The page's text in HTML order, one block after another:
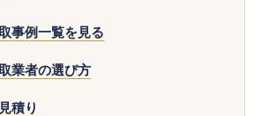
事例一覧を見る
業者の選び方
積り